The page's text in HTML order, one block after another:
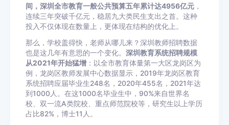
间，深圳全市教育一般公共预算五年累计达4956亿元 ，
连续三年突破千亿元，稳居九大类民生支出之首。这种
投入不仅体现在数量上，更体现在结构的优化上。
那么，学校盖得快，老师从哪儿来？深圳教师招聘数据
也是这几年有意思的一个变化。 深圳教育系统招聘规模
从2021年开始猛增 ：以全市教育体量第一大区龙岗区为
例，龙岗区教师发展中心数据显示，2019年龙岗区教育
系统招聘应届毕业生248名，2020年455名，2021年达
到1000人。在这1000名毕业生中，90%来自世界名
校、双一流A类院校、重点师范院校等，研究生以上学历
占比82%，博士11人。